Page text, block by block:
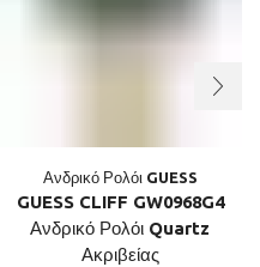
Ανδρικό Ρολόι GUESS
GUESS CLIFF GW0968G4
Ανδρικό Ρολόι Quartz
Ακριβείας